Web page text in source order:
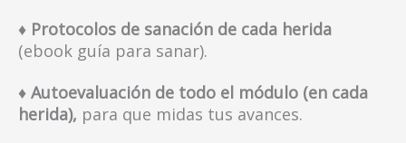
♦ Protocolos de sanación de cada herida
(ebook guía para sanar).
♦ Autoevaluación de todo el módulo (en cada
herida), para que midas tus avances.